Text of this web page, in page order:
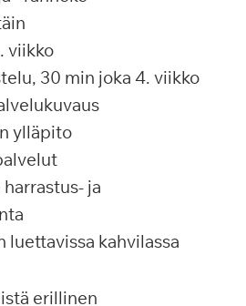
viikko
30 min joka 4. viikko
ylläpito
ja
luettavissa kahvilassa
erillinen